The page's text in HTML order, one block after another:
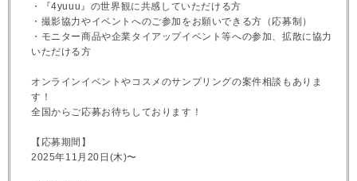
・『4yuuu』の世界観に共感していただける方
・撮影協力やイベントへのご参加をお願いできる方（応募制）
・モニター商品や企業タイアップイベント等への参加、拡散に協力
いただける方
オンラインイベントやコスメのサンプリングの案件相談もありま
す！
全国からご応募お待ちしております！
【応募期間】
2025年11月20日(木)〜